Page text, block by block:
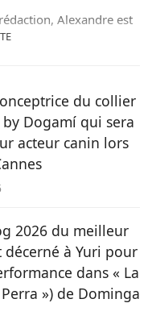
Alexandre est
jeune âge. Après
compagnons
du collier
Dogamí qui sera
acteur canin lors
2026 du meilleur
décerné à Yuri pour
dans « La
») de Dominga